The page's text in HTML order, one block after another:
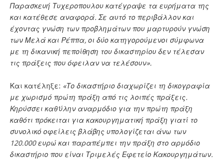
Παρασκευή Τυχεροπουλου κατέγραψε τα ευρήματα της
και κατέθεσε αναφορά. Σε αυτό το περιβάλλον και
έχοντας γνώση των προβλημάτων που μαρτυρούν γνώση
των Μελά και Ρέππα, οι δύο κατηγορούμενοι σύμφωνα
με τη δικανική πεποίθηση του δικαστηρίου δεν τέλεσαν
τις πράξεις που όφειλαν να τελέσουν».
Και κατέληξε: «Το δικαστήριο διαχωρίζει τη δικογραφία
με χωρισμό πρώτη πράξη από τις λοιπές πράξεις.
Κηρύσσει καθ’ύλην αναρμόδιο για την πρώτη πράξη
καθότι πρόκειται για κακουργηματική πράξη γιατί το
συνολικό οφείλεις βλάβης υπολογίζεται άνω των
120.000 ευρώ και παραπέμπει την πράξη στο αρμόδιο
δικαστήριο που είναι Τριμελές Εφετείο Κακουργημάτων.